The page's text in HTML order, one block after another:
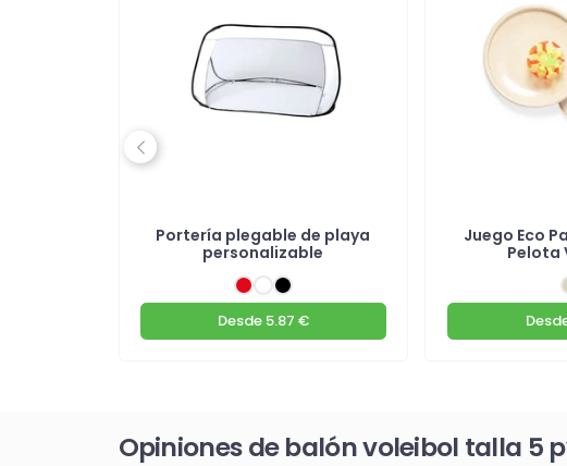
Portería plegable de playa
personalizable
Desde5.87 €
Juego Eco
Pelota
Previous
Opiniones de balón voleibol talla 5